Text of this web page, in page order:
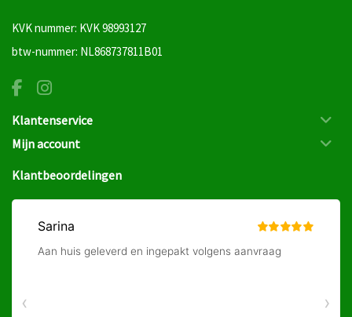
KVK nummer: KVK 98993127
btw-nummer: NL868737811B01
Klantenservice
Mijn account
Klantbeoordelingen